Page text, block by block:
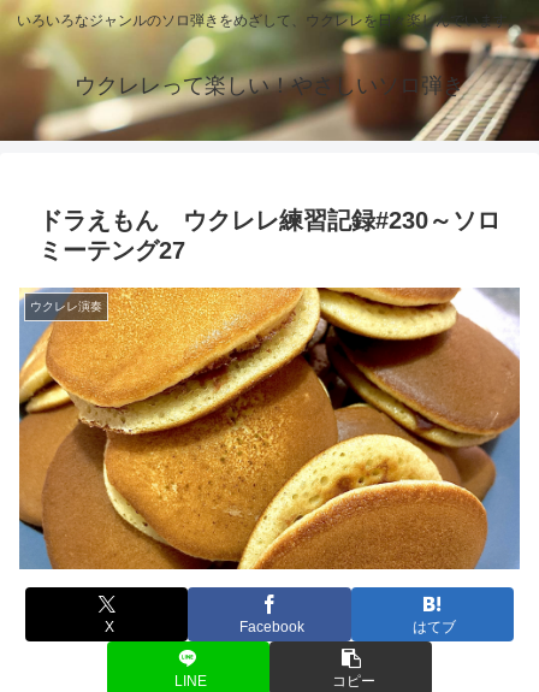
いろいろなジャンルのソロ弾きをめざして、ウクレレを日々楽しんでいます。
ウクレレって楽しい！やさしいソロ弾き
ドラえもん ウクレレ練習記録#230～ソロ
ミーテング27
ウクレレ演奏
X Facebook はてブ
LINE コピー